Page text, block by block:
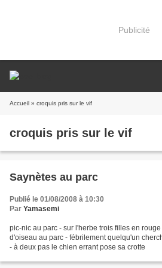
Publicité
Accueil » croquis pris sur le vif
croquis pris sur le vif
Saynètes au parc
Publié le 01/08/2008 à 10:30
Par Yamasemi
pic-nic au parc - sur l'herbe trois filles en
d'oiseau au parc - fébrilement quelqu'un
- à deux pas le chien errant pose sa crotte